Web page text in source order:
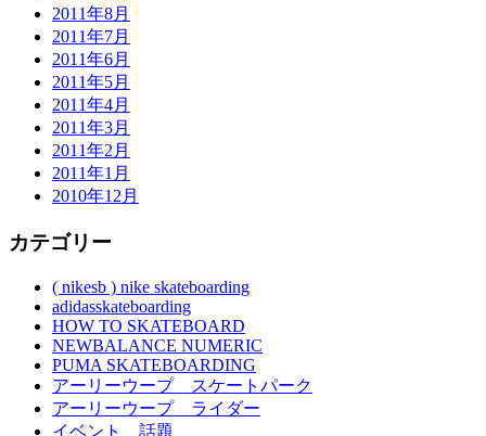
2011年8月
2011年7月
2011年6月
2011年5月
2011年4月
2011年3月
2011年2月
2011年1月
2010年12月
カテゴリー
( nikesb ) nike skateboarding
adidasskateboarding
HOW TO SKATEBOARD
NEWBALANCE NUMERIC
PUMA SKATEBOARDING
アーリーウープ スケートパーク
アーリーウープ ライダー
イベント、話題